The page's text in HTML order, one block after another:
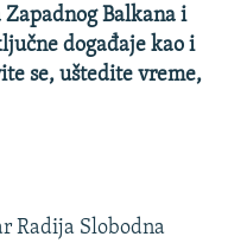
Balkana i
događaje kao i
se, uštedite vreme,
Radija Slobodna